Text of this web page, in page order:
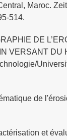
Maroc.
514.
DE
VERSANT DU
de
et